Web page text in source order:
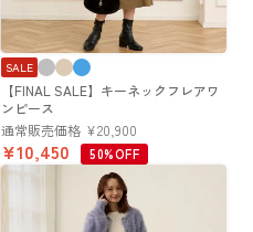
【FINAL SALE】キーネックフレアワ
ンピース
SALE
通常販売価格 ¥20,900
¥10,450 50%OFF